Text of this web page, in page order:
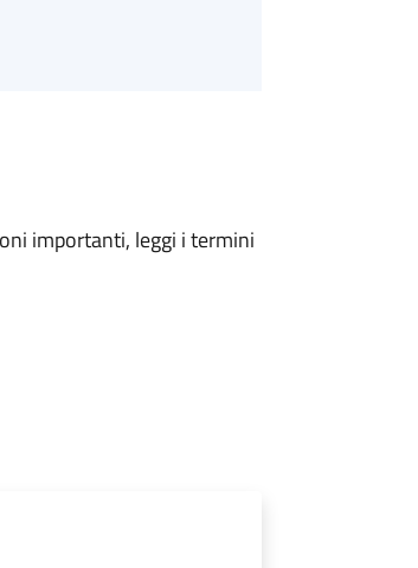
importanti, leggi i termini